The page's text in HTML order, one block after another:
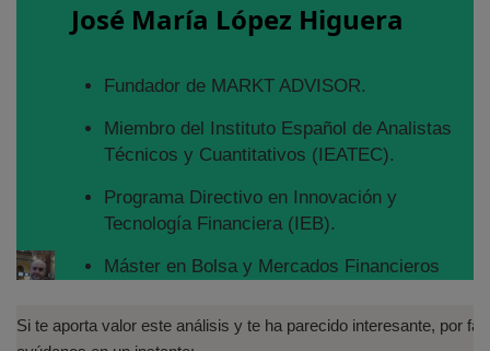
José María López Higuera
Fundador de MARKT ADVISOR.
Miembro del Instituto Español de Analistas
Técnicos y Cuantitativos (IEATEC).
Programa Directivo en Innovación y
Tecnología Financiera (IEB).
Máster en Bolsa y Mercados Financieros
asesoramiento financiero (MIFID II):
https://www.cnmv.es/portal/Titulos-
Si te aporta valor este análisis y te ha parecido interesante, por